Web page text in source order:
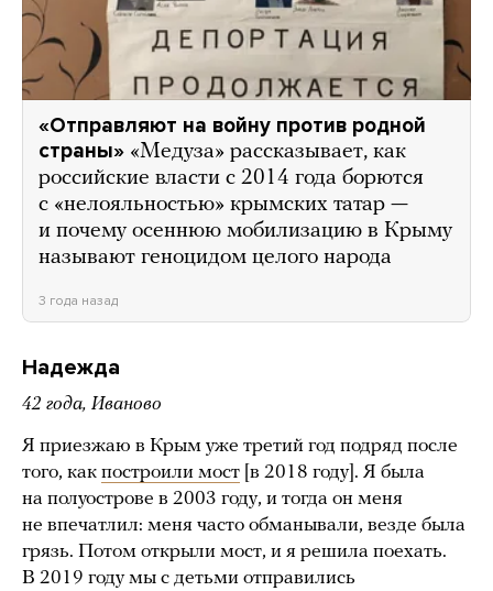
«Отправляют на войну против родной
страны» «Медуза» рассказывает, как
российские власти с 2014 года борются
с «нелояльностью» крымских татар —
и почему осеннюю мобилизацию в Крыму
называют геноцидом целого народа
3 года назад
Надежда
42 года, Иваново
Я приезжаю в Крым уже третий год подряд после
того, как построили мост [в 2018 году]. Я была
на полуострове в 2003 году, и тогда он меня
не впечатлил: меня часто обманывали, везде была
грязь. Потом открыли мост, и я решила поехать.
В 2019 году мы с детьми отправились